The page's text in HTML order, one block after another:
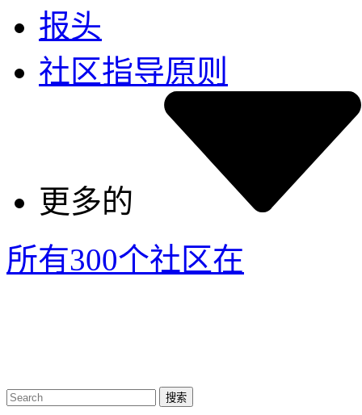
报头
社区指导原则
更多的
所有300个社区在